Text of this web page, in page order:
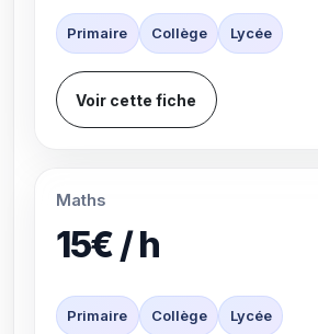
Primaire Collège Lycée
Voir cette fiche
Maths
15€ / h
Primaire Collège Lycée